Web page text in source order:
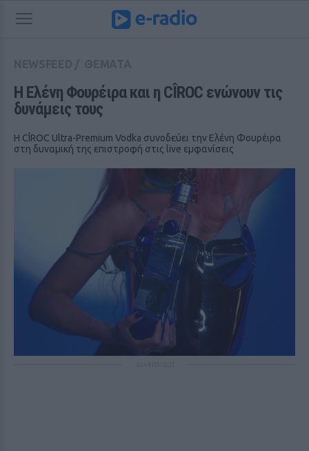
Η Ελένη Φουρέιρα και η CÎROC ενώνουν τις
δυνάμεις τους
H CÎROC Ultra-Premium Vodka συνοδεύει την Ελένη Φουρέιρα
στη δυναμική της επιστροφή στις live εμφανίσεις